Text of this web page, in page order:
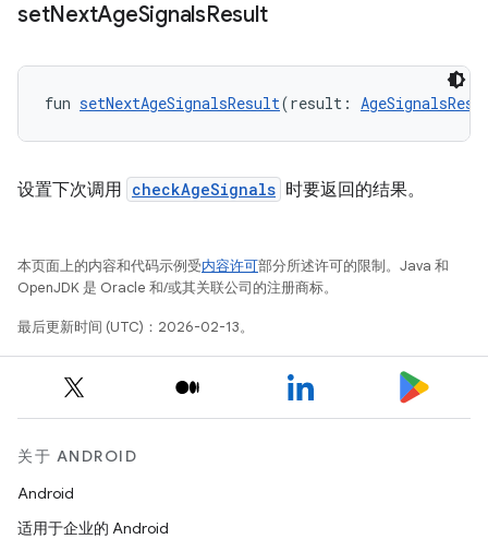
setNextAgeSignalsResult
fun setNextAgeSignalsResult(result:
设置下次调用 checkAgeSignals 时要返回的结果。
本页面上的内容和代码示例受内容许可部分所述许可的限制。Java 和
OpenJDK 是 Oracle 和/或其关联公司的注册商标。
最后更新时间 (UTC)：2026-02-13。
关于 ANDROID
Android
适用于企业的 Android